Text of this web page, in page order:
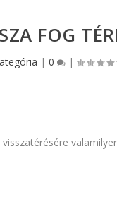
FOG
|0 |